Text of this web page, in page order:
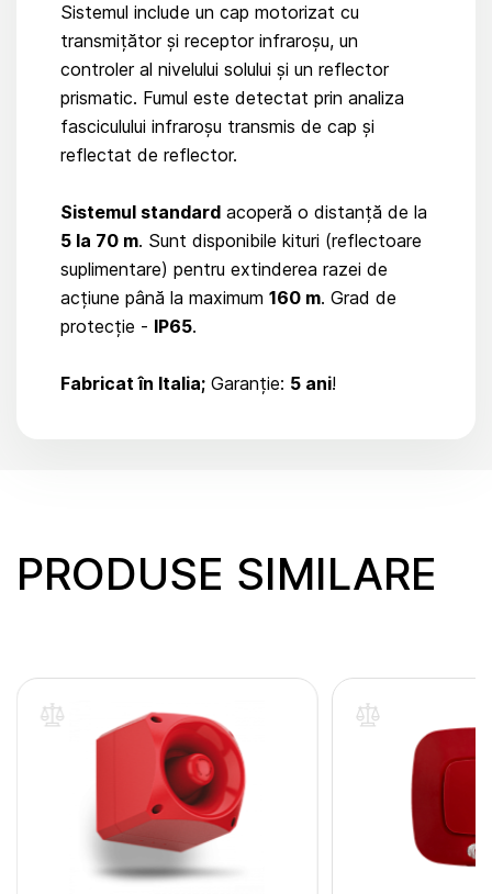
Sistemul include un cap motorizat cu
transmițător și receptor infraroșu, un
controler al nivelului solului și un reflector
prismatic. Fumul este detectat prin analiza
fasciculului infraroșu transmis de cap și
reflectat de reflector.
Sistemul standard acoperă o distanță de la
5 la 70 m. Sunt disponibile kituri (reflectoare
suplimentare) pentru extinderea razei de
acțiune până la maximum 160 m. Grad de
protecție - IP65.
Fabricat în Italia; Garanție: 5 ani!
PRODUSE SIMILARE